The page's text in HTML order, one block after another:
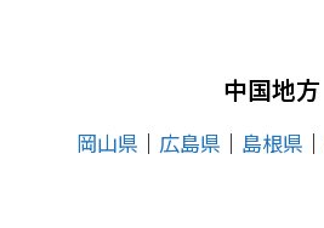
中国地方
岡山県 │ 広島県 │ 島根県 │